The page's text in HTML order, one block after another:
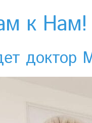
к Нам!
доктор